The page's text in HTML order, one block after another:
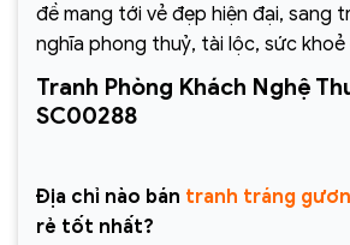
đề mang tới vẻ đẹp hiện đại, sang
nghĩa phong thuỷ, tài lộc, sức khoẻ
Tranh Phòng Khách Nghệ
SC00288
Địa chỉ nào bán tranh tráng
rẻ tốt nhất?